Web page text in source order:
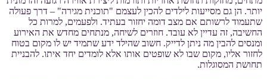
יותר. הן גם מסייעות לילדים להכין לעצמם "תוכנית מגירה" – דרך פעולה
שתעמוד לרשותם אם מצב דומה יחזור בעתיד. ולפעמים, למרות כל
החשיבה, זה עדיין לא עובד. חוזרים לשיחה, מנתחים מחדש את האירוע
ומנסים להבין מה ניתן לדייק. חשוב שהילד ידע שתמיד יש לו מקום בטוח
לחזור אליו, מקום שבו לא שופטים אותו אלא לומדים יחד איתו. להבניית
תחושת המסוגלות.